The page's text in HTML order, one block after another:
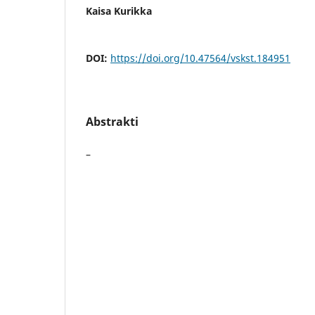
Kaisa Kurikka
DOI: https://doi.org/10.47564/vskst.184951
Abstrakti
–